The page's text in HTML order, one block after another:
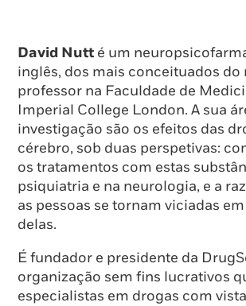
David Nutt é um
inglês, dos mais conceituados do
professor na Faculdade de
Imperial College London. A sua
investigação são os efeitos das
cérebro, sob duas perspetivas:
os tratamentos com estas
psiquiatria e na neurologia, e a
as pessoas se tornam viciadas
delas.
É fundador e presidente da
organização sem fins lucrativos
especialistas em drogas com